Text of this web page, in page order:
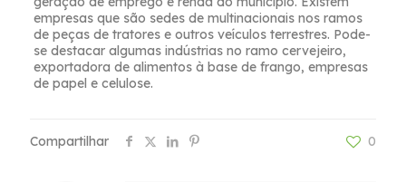
empresas que são sedes de multinacionais nos ramos
de peças de tratores e outros veículos terrestres. Pode-
se destacar algumas indústrias no ramo cervejeiro,
exportadora de alimentos à base de frango, empresas
de papel e celulose.
Compartilhar 0